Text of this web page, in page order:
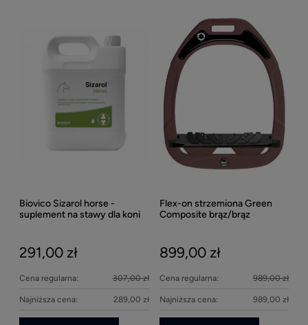
Biovico Sizarol horse -
suplement na stawy dla koni
291,00 zł
Cena regularna: 307,00 zł
Najniższa cena: 289,00 zł
Flex-on strzemiona Green
Composite brąz/brąz
899,00 zł
Cena regularna: 989,00 zł
Najniższa cena: 989,00 zł